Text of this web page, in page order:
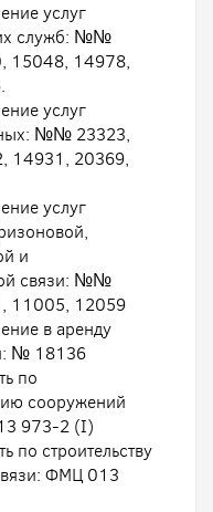
услуг
служб: №№
15048, 14978,
услуг
№№ 23323,
14931, 20369,
услуг
и
связи: №№
11005, 12059
в аренду
№ 18136
по
сооружений
973-2 (I)
по строительству
ФМЦ 013